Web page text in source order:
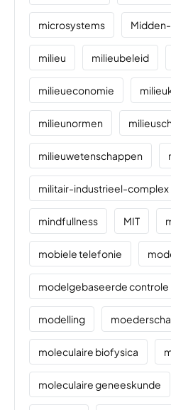
microsystems
milieu milieubeleid
milieueconomie
milieunormen
milieuwetenschappen
militair-industrieel-complex
mindfullness MIT
mobiele telefonie
modelgebaseerde controle
modelling
moleculaire biofysica
moleculaire geneeskunde